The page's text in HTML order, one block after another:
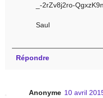
_-2rZv8j2ro-
Saul
Répondre
Anonyme 10 avril